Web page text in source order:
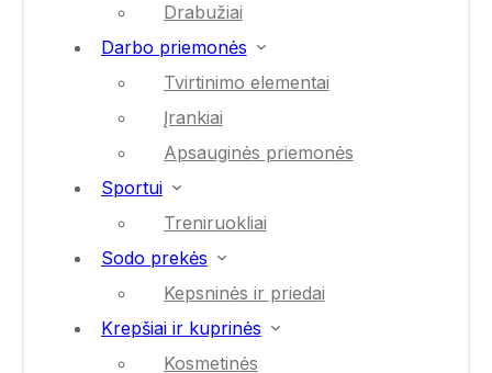
Drabužiai
Darbo priemonės
Tvirtinimo elementai
Įrankiai
Apsauginės priemonės
Sportui
Treniruokliai
Sodo prekės
Kepsninės ir priedai
Krepšiai ir kuprinės
Kosmetinės